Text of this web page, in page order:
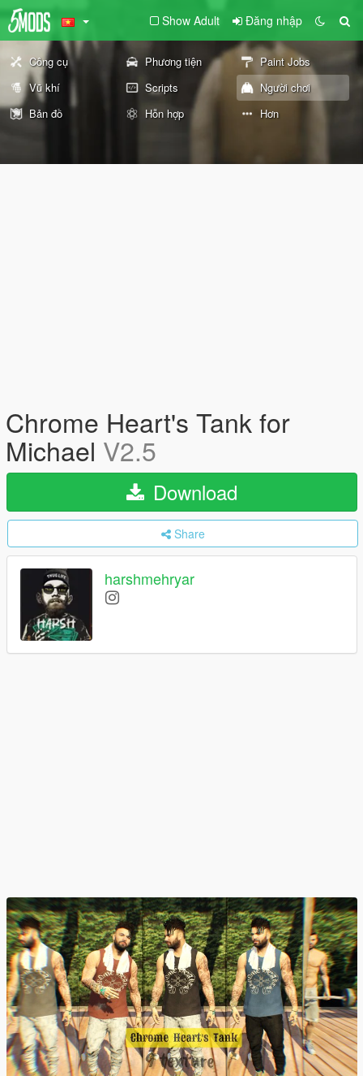
Show Adult Đăng nhập
Công cụ Phương tiện
Paint Jobs
Vũ khí
Scripts
Người chơi
Bản đồ
Hỗn hợp Hơn
Chrome Heart's Tank for
Michael V2.5
Download
Share
harshmehryar